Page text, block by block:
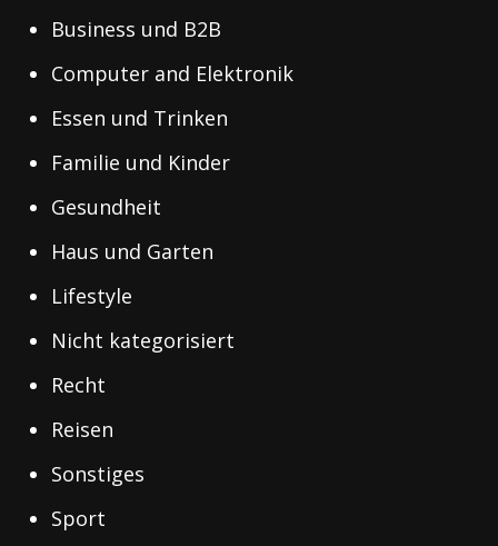
Business und B2B
Computer and Elektronik
Essen und Trinken
Familie und Kinder
Gesundheit
Haus und Garten
Lifestyle
Nicht kategorisiert
Recht
Reisen
Sonstiges
Sport